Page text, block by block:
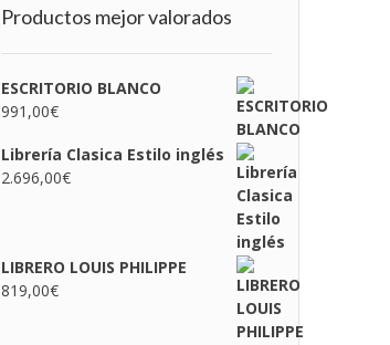
Productos mejor valorados
ESCRITORIO BLANCO
991,00€
Librería Clasica Estilo inglés
2.696,00€
LIBRERO LOUIS PHILIPPE
819,00€